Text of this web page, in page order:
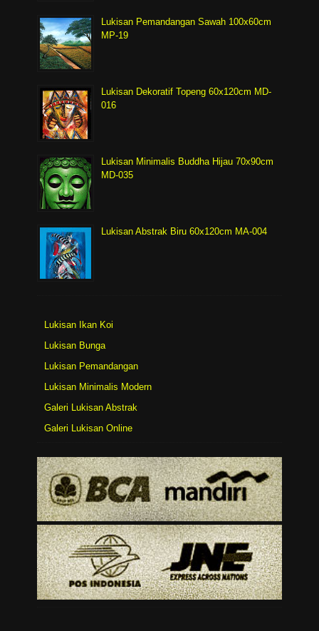
Lukisan Pemandangan Sawah 100x60cm
MP-19
Lukisan Dekoratif Topeng 60x120cm MD-
016
Lukisan Minimalis Buddha Hijau 70x90cm
MD-035
Lukisan Abstrak Biru 60x120cm MA-004
Lukisan Ikan Koi
Lukisan Bunga
Lukisan Pemandangan
Lukisan Minimalis Modern
Galeri Lukisan Abstrak
Galeri Lukisan Online